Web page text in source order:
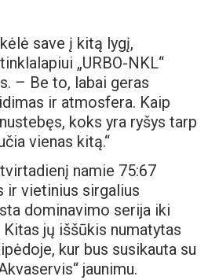
save į kitą lygį,
„URBO-NKL“
– Be to, labai geras
ir atmosfera. Kaip
koks yra ryšys tarp
vienas kitą.“
namie 75:67
ir vietinius sirgalius
dominavimo serija iki
jų iššūkis numatytas
kur bus susikauta su
jaunimu.